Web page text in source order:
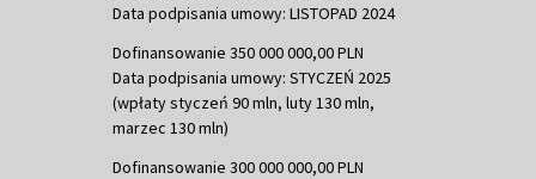
Data podpisania umowy: LISTOPAD 2024
Dofinansowanie 350 000 000,00 PLN
Data podpisania umowy: STYCZEŃ 2025
(wpłaty styczeń 90 mln, luty 130 mln,
marzec 130 mln)
Dofinansowanie 300 000 000,00 PLN